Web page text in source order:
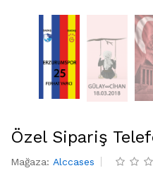
Özel Sipariş
Mağaza: Alccases